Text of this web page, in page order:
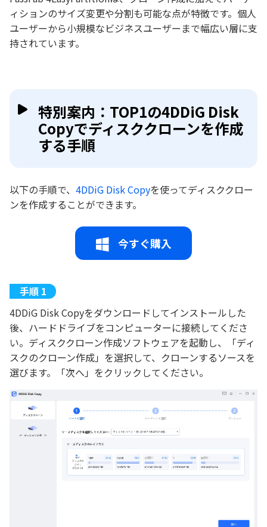
ィションのサイズ変更や分割も可能な点が特徴です。個人
ユーザーから小規模なビジネスユーザーまで幅広い層に支
持されています。
特別案内：TOP1の4DDiG Disk
Copyでディスククローンを作成
する手順
以下の手順で、 4DDiG Disk Copyを使ってディスククロー
ンを作成することができます。
今すぐ購入
4DDiG Disk Copyをダウンロードしてインストールした
後、ハードドライブをコンピューターに接続してくださ
い。ディスククローン作成ソフトウェアを起動し、「ディ
スクのクローン作成」を選択して、クローンするソースを
選びます。「次へ」をクリックしてください。